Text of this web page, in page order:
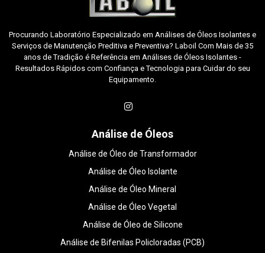
Procurando Laboratório Especializado em Análises de Óleos Isolantes e
Serviços de Manutenção Preditiva e Preventiva? Laboil Com Mais de 35
anos de Tradição é Referência em Análises de Óleos Isolantes -
Resultados Rápidos com Confiança e Tecnologia para Cuidar do seu
Equipamento.
Análise de Óleos
Análise de Óleo de Transformador
Análise de Óleo Isolante
Análise de Óleo Mineral
Análise de Óleo Vegetal
Análise de Óleo de Silicone
Análise de Bifenilas Policloradas (PCB)